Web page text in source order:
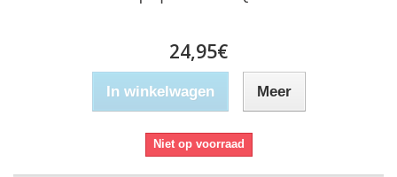
24,95€
In winkelwagen Meer
Niet op voorraad